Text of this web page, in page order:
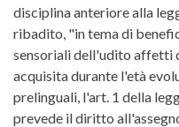
disciplina anteriore alla
ribadito, "in tema di
sensoriali dell'udito affetti
acquisita durante l'età
prelinguali, l'art. 1 della
prevede il diritto